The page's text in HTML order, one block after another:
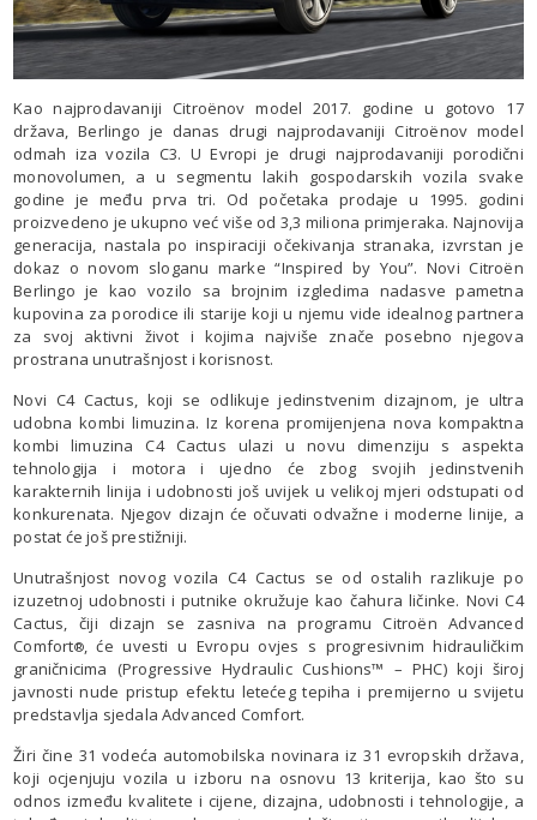
Kao najprodavaniji Citroënov model 2017. godine u gotovo 17
država, Berlingo je danas drugi najprodavaniji Citroënov model
odmah iza vozila C3. U Evropi je drugi najprodavaniji porodični
monovolumen, a u segmentu lakih gospodarskih vozila svake
godine je među prva tri. Od početaka prodaje u 1995. godini
proizvedeno je ukupno već više od 3,3 miliona primjeraka. Najnovija
generacija, nastala po inspiraciji očekivanja stranaka, izvrstan je
dokaz o novom sloganu marke “Inspired by You”. Novi Citroën
Berlingo je kao vozilo sa brojnim izgledima nadasve pametna
kupovina za porodice ili starije koji u njemu vide idealnog partnera
za svoj aktivni život i kojima najviše znače posebno njegova
prostrana unutrašnjost i korisnost.
Novi C4 Cactus, koji se odlikuje jedinstvenim dizajnom, je ultra
udobna kombi limuzina. Iz korena promijenjena nova kompaktna
kombi limuzina C4 Cactus ulazi u novu dimenziju s aspekta
tehnologija i motora i ujedno će zbog svojih jedinstvenih
karakternih linija i udobnosti još uvijek u velikoj mjeri odstupati od
konkurenata. Njegov dizajn će očuvati odvažne i moderne linije, a
postat će još prestižniji.
Unutrašnjost novog vozila C4 Cactus se od ostalih razlikuje po
izuzetnoj udobnosti i putnike okružuje kao čahura ličinke. Novi C4
Cactus, čiji dizajn se zasniva na programu Citroën Advanced
Comfort®, će uvesti u Evropu ovjes s progresivnim hidrauličkim
graničnicima (Progressive Hydraulic Cushions™ – PHC) koji široj
javnosti nude pristup efektu letećeg tepiha i premijerno u svijetu
predstavlja sjedala Advanced Comfort.
Žiri čine 31 vodeća automobilska novinara iz 31 evropskih država,
koji ocjenjuju vozila u izboru na osnovu 13 kriterija, kao što su
odnos između kvalitete i cijene, dizajna, udobnosti i tehnologije, a